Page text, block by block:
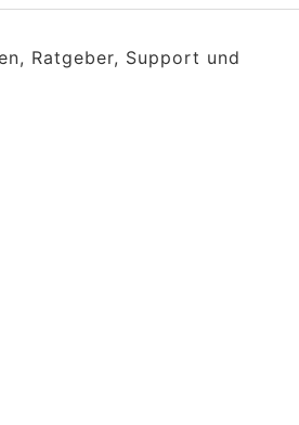
Ratgeber, Support und